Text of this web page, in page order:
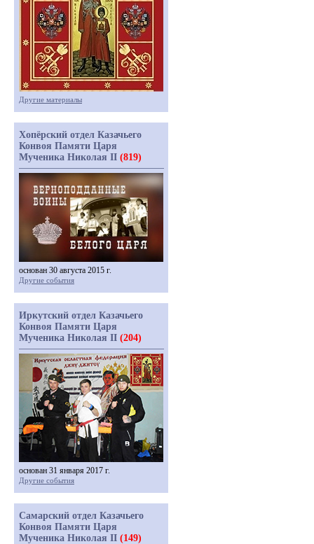
Другие материалы
Хопёрский отдел Казачьего
Конвоя Памяти Царя
Мученика Николая II (819)
основан 30 августа 2015 г.
Другие события
Иркутский отдел Казачьего
Конвоя Памяти Царя
Мученика Николая II (204)
основан 31 января 2017 г.
Другие события
Самарский отдел Казачьего
Конвоя Памяти Царя
Мученика Николая II (149)